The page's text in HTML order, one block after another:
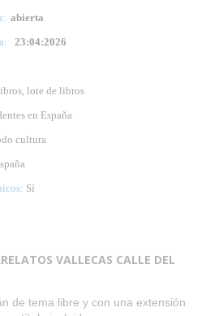
abierta
23:04:2026
lote de libros
en España
cultura
Sí
VALLECAS CALLE DEL
de tema libre y con una extensión